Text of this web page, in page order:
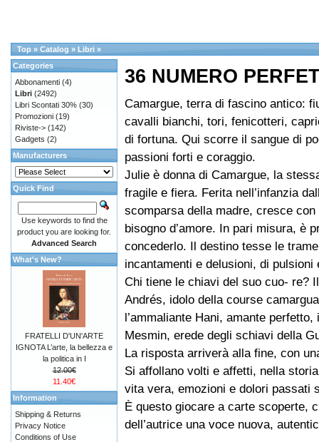
Top » Catalog » Libri »
36 NUMERO
Camargue, terra di fascino antico:
cavalli bianchi, tori, fenicotteri,
di fortuna. Qui scorre il sangue di
passioni forti e coraggio.
Julie è donna di Camargue, la
fragile e fiera. Ferita nell’infanzia
scomparsa della madre, cresce con
bisogno d’amore. In pari misura, è
concederlo. Il destino tesse le
incantamenti e delusioni, di pulsioni
Chi tiene le chiavi del suo cuo- re?
Andrés, idolo della course
l’ammaliante Hani, amante perfetto,
Mesmin, erede degli schiavi della
La risposta arriverà alla fine, con
Si affollano volti e affetti, nella
vita vera, emozioni e dolori passati
È questo giocare a carte scoperte,
dell’autrice una voce nuova,
Categories
Abbonamenti (4)
Libri (2492)
Libri Scontati 30% (30)
Promozioni (19)
Riviste-> (142)
Gadgets (2)
Manufacturers
Quick Find
Use keywords to find the
product you are looking for.
Advanced Search
What's New?
FRATELLI D'UN'ARTE
IGNOTA L’arte, la bellezza e
la politica in I
12.00€
11.40€
Information
Shipping & Returns
Privacy Notice
Conditions of Use